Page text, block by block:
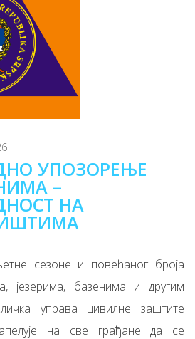
УПОЗОРЕЊЕ
–
НА
сезоне и повећаног броја
језерима, базенима и другим
управа цивилне заштите
на све грађане да се